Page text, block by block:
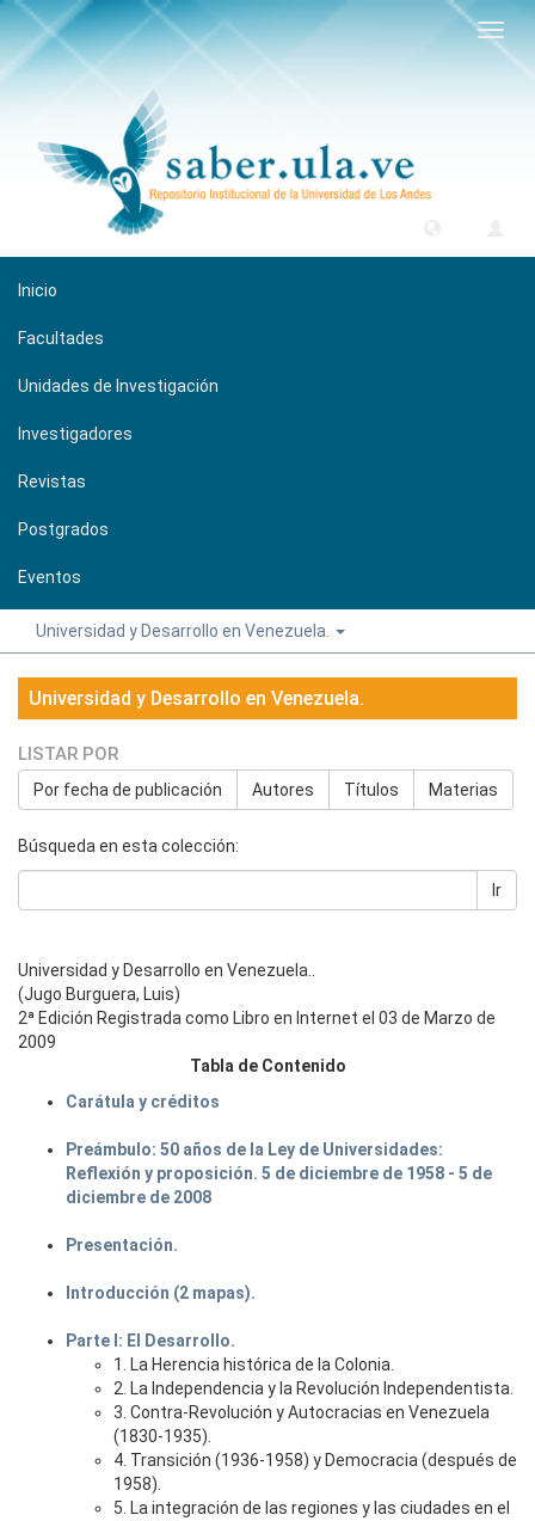
Inicio
Facultades
Unidades de Investigación
Investigadores
Revistas
Postgrados
Eventos
Universidad y Desarrollo en Venezuela.
Universidad y Desarrollo en Venezuela.
LISTAR POR
Por fecha de publicación Autores Títulos Materias
Búsqueda en esta colección:
Ir
Universidad y Desarrollo en Venezuela..
(Jugo Burguera, Luis)
2ª Edición Registrada como Libro en Internet el 03 de Marzo de
2009
Tabla de Contenido
Carátula y créditos
Preámbulo: 50 años de la Ley de Universidades:
Reflexión y proposición. 5 de diciembre de 1958 - 5 de
diciembre de 2008
Presentación.
Introducción (2 mapas).
Parte I: El Desarrollo.
1. La Herencia histórica de la Colonia.
2. La Independencia y la Revolución Independentista.
3. Contra-Revolución y Autocracias en Venezuela
(1830-1935).
4. Transición (1936-1958) y Democracia (después de
1958).
5. La integración de las regiones y las ciudades en el